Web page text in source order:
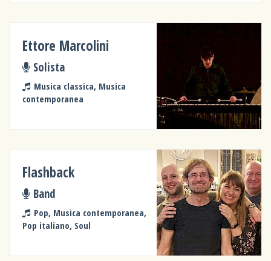
Ettore Marcolini
Solista
Musica classica, Musica
contemporanea
Flashback
Band
Pop, Musica contemporanea,
Pop italiano, Soul